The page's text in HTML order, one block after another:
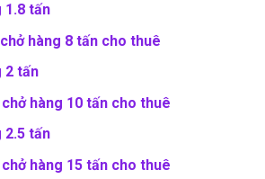
1.8 tấn
hàng 8 tấn cho thuê
2 tấn
hàng 10 tấn cho thuê
2.5 tấn
hàng 15 tấn cho thuê